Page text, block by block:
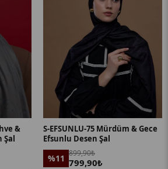
&
Şal
S-EFSUNLU-75 Mürdüm & Gece
Efsunlu Desen Şal
%11 899,90₺
799,90₺